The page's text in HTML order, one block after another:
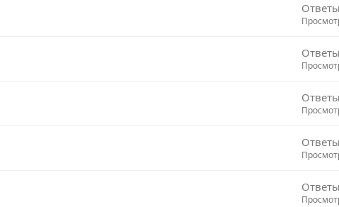
Ответы
Ответы
Ответы
Ответы
Ответы